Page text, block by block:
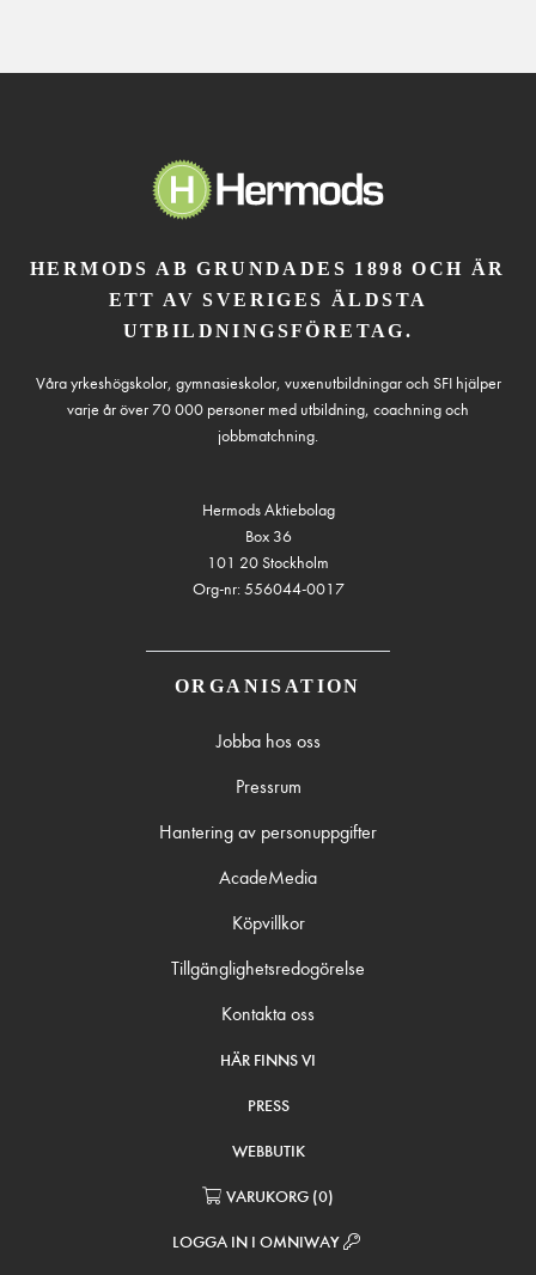
HERMODS AB GRUNDADES 1898 OCH ÄR
ETT AV SVERIGES ÄLDSTA
UTBILDNINGSFÖRETAG.
Våra yrkeshögskolor, gymnasieskolor, vuxenutbildningar och SFI hjälper
varje år över 70 000 personer med utbildning, coachning och
jobbmatchning.
Hermods Aktiebolag
Box 36
101 20 Stockholm
Org-nr: 556044-0017
ORGANISATION
Jobba hos oss
Pressrum
Hantering av personuppgifter
AcadeMedia
Köpvillkor
Tillgänglighetsredogörelse
Kontakta oss
HÄR FINNS VI
PRESS
WEBBUTIK
VARUKORG (0)
LOGGA IN I OMNIWAY